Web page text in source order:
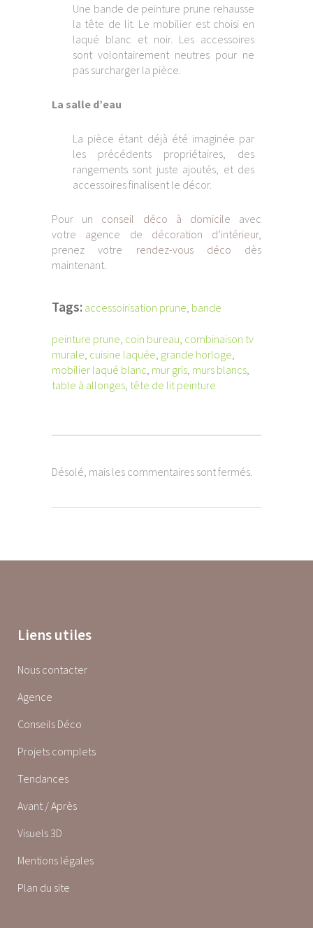
Une bande de peinture prune rehausse
la tête de lit. Le mobilier est choisi en
laqué blanc et noir. Les accessoires
sont volontairement neutres pour ne
pas surcharger la pièce.
La salle d’eau
La pièce étant déjà été imaginée par
les précédents propriétaires, des
rangements sont juste ajoutés, et des
accessoires finalisent le décor.
Pour un conseil déco à domicile avec
votre agence de décoration d’intérieur,
prenez votre rendez-vous déco dès
maintenant.
Tags: accessoirisation prune bande
peinture prune coin bureau combinaison tv
murale cuisine laquée grande horloge
mobilier laqué blanc mur gris murs blancs
table à allonges tête de lit peinture
Désolé, mais les commentaires sont fermés.
Liens utiles
Nous contacter
Agence
Conseils Déco
Projets complets
Tendances
Avant / Après
Visuels 3D
Mentions légales
Plan du site